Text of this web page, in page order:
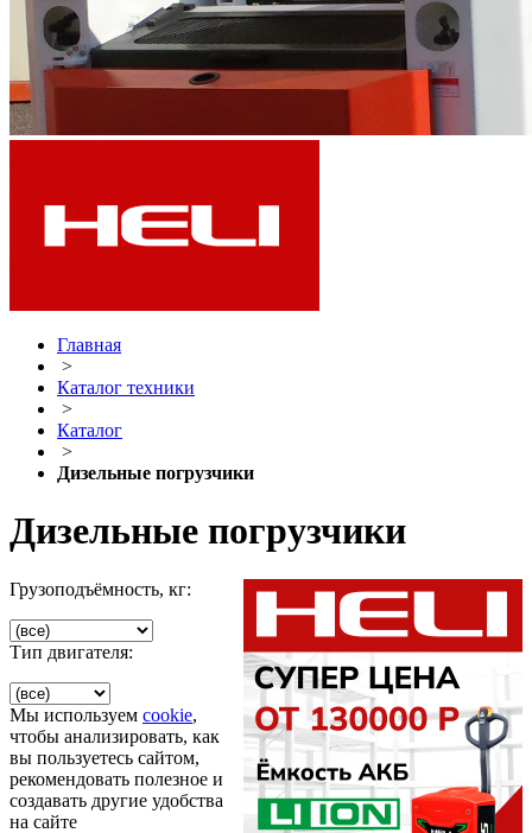
Главная
>
Каталог техники
>
Каталог
>
Дизельные погрузчики
Дизельные погрузчики
Грузоподъёмность, кг:
Тип двигателя:
Мы используем cookie,
чтобы анализировать, как
вы пользуетесь сайтом,
рекомендовать полезное и
создавать другие удобства
на сайте